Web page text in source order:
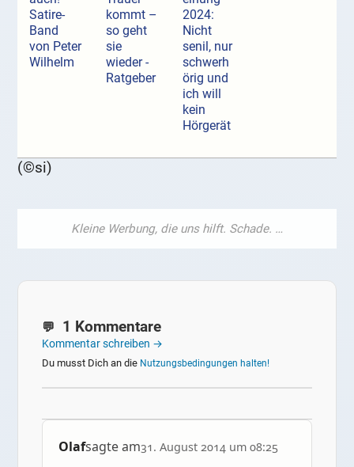
Satire-
Band
von Peter
Wilhelm
kommt –
so geht
sie
wieder -
Ratgeber
2024:
Nicht
senil, nur
schwerh
örig und
ich will
kein
Hörgerät
(©si)
1 Kommentare
Kommentar schreiben →
Du musst Dich an die Nutzungsbedingungen halten!
Olafsagte am31. August 2014 um 08:25